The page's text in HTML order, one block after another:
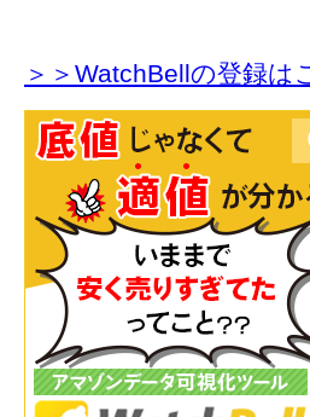
＞＞WatchBellの登録は